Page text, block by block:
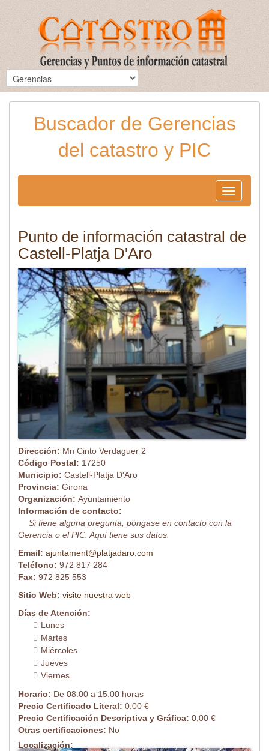
Buscador de Gerencias
del catastro y PIC
Toggle
navigation
Punto de información catastral de
Castell-Platja D'Aro
Dirección: Mn Cinto Verdaguer 2
Código Postal: 17250
Municipio: Castell-Platja D'Aro
Provincia: Girona
Organización: Ayuntamiento
Información de contacto:
Si tiene alguna pregunta, póngase en contacto con la
Gerencia o el PIC. Aquí tiene sus datos.
Email: ajuntament@platjadaro.com
Teléfono: 972 817 284
Fax: 972 825 553
Sitio Web: visite nuestra web
Días de Atención:
Lunes
Martes
Miércoles
Jueves
Viernes
Horario: De 08:00 a 15:00 horas
Precio Certificado Literal: 0,00 €
Precio Certificación Descriptiva y Gráfica: 0,00 €
Otras certificaciones: No
Localización: